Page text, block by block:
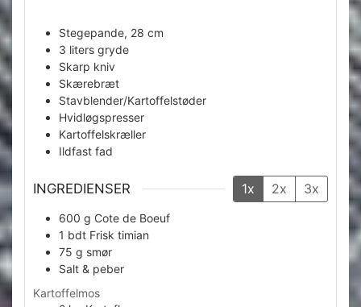
Stegepande, 28 cm
3 liters gryde
Skarp kniv
Skærebræt
Stavblender/Kartoffelstøder
Hvidløgspresser
Kartoffelskræller
Ildfast fad
INGREDIENSER 1x 2x 3x
600 g Cote de Boeuf
1 bdt Frisk timian
75 g smør
Salt & peber
Kartoffelmos